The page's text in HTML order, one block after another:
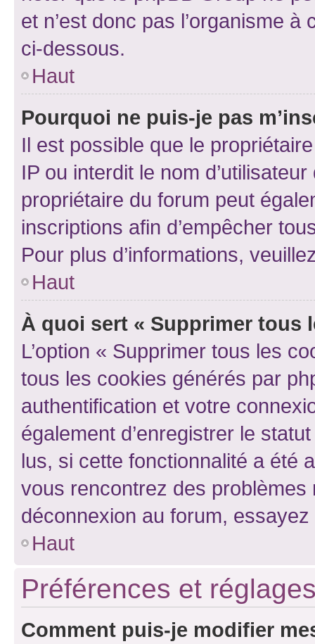
et n’est donc pas l’organisme
ci-dessous.
Haut
Pourquoi ne puis-je pas
Il est possible que le
IP ou interdit le nom
propriétaire du forum peut
inscriptions afin d’empêcher
Pour plus d’informations,
Haut
À quoi sert « Supprimer tous
L’option « Supprimer tous les
tous les cookies générés par
authentification et votre
également d’enregistrer le
lus, si cette fonctionnalité a été
vous rencontrez des
déconnexion au forum,
Haut
Préférences et
Comment puis-je modifier